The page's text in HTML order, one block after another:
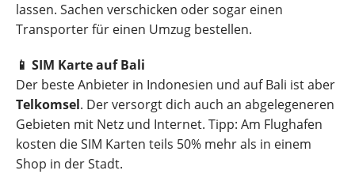
lassen. Sachen verschicken oder sogar einen
Transporter für einen Umzug bestellen.
📱 SIM Karte auf Bali
Der beste Anbieter in Indonesien und auf Bali ist aber
Telkomsel. Der versorgt dich auch an abgelegeneren
Gebieten mit Netz und Internet. Tipp: Am Flughafen
kosten die SIM Karten teils 50% mehr als in einem
Shop in der Stadt.